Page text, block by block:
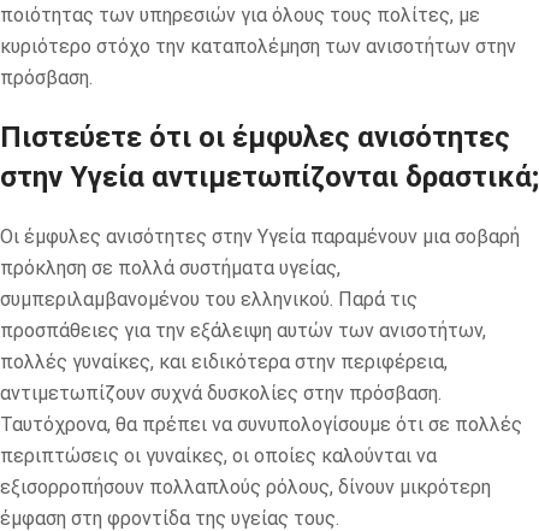
ποιότητας των υπηρεσιών για όλους τους πολίτες, με
κυριότερο στόχο την καταπολέμηση των ανισοτήτων στην
πρόσβαση.
Πιστεύετε ότι οι έμφυλες ανισότητες
στην Υγεία αντιμετωπίζονται δραστικά;
Οι έμφυλες ανισότητες στην Υγεία παραμένουν μια σοβαρή
πρόκληση σε πολλά συστήματα υγείας,
συμπεριλαμβανομένου του ελληνικού. Παρά τις
προσπάθειες για την εξάλειψη αυτών των ανισοτήτων,
πολλές γυναίκες, και ειδικότερα στην περιφέρεια,
αντιμετωπίζουν συχνά δυσκολίες στην πρόσβαση.
Ταυτόχρονα, θα πρέπει να συνυπολογίσουμε ότι σε πολλές
περιπτώσεις οι γυναίκες, οι οποίες καλούνται να
εξισορροπήσουν πολλαπλούς ρόλους, δίνουν μικρότερη
έμφαση στη φροντίδα της υγείας τους.